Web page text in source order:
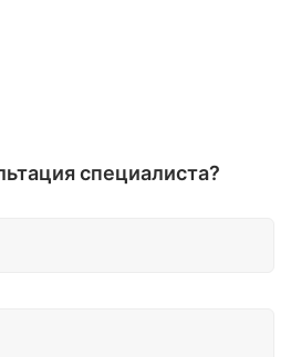
специалиста?